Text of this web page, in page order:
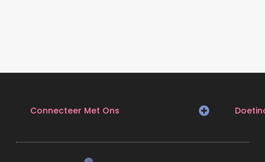
Connecteer Met Ons